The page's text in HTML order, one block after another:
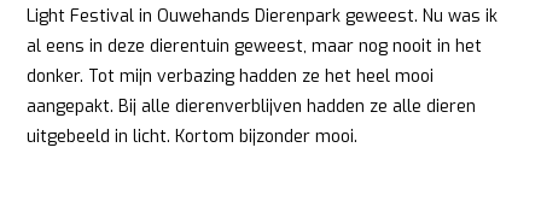
Light Festival in Ouwehands Dierenpark geweest. Nu was ik
al eens in deze dierentuin geweest, maar nog nooit in het
donker. Tot mijn verbazing hadden ze het heel mooi
aangepakt. Bij alle dierenverblijven hadden ze alle dieren
uitgebeeld in licht. Kortom bijzonder mooi.